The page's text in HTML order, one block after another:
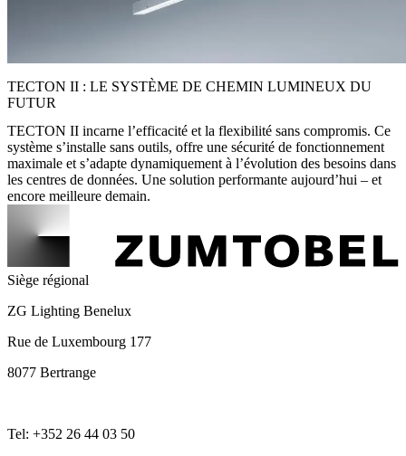
TECTON II : LE SYSTÈME DE CHEMIN LUMINEUX DU
FUTUR
TECTON II incarne l’efficacité et la flexibilité sans compromis. Ce
système s’installe sans outils, offre une sécurité de fonctionnement
maximale et s’adapte dynamiquement à l’évolution des besoins dans
les centres de données. Une solution performante aujourd’hui – et
encore meilleure demain.
Siège régional
ZG Lighting Benelux
Rue de Luxembourg 177
8077 Bertrange
Tel: +352 26 44 03 50